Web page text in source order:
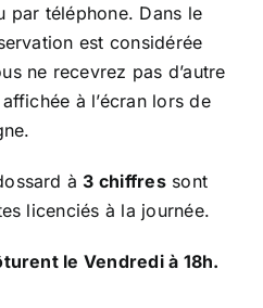
par téléphone. Dans le
est considérée
ne recevrez pas d’autre
à l’écran lors de
à3 chiffressont
licenciés à la journée.
le Vendredi à 18h.